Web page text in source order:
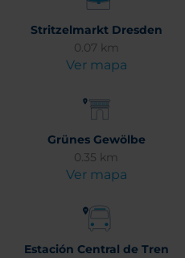
Stritzelmarkt Dresden
0.07 km
Ver mapa
Grünes Gewölbe
0.35 km
Ver mapa
Estación Central de Tren